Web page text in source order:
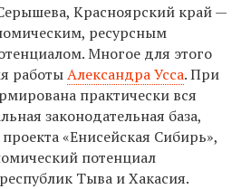
Красноярский край —
ресурсным
Многое для этого
работыАлександра Усса. При
практически вся
законодательная база,
«Енисейская Сибирь»,
потенциал
Тыва и Хакасия.